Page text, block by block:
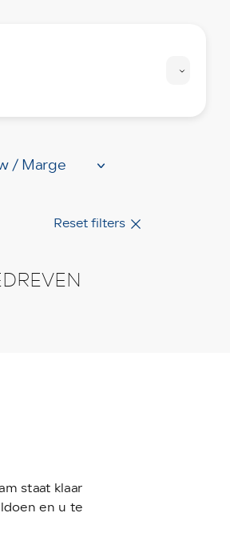
Reset filters
staat klaar
en u te